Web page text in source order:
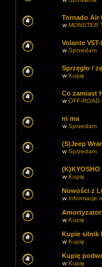
Tornado Air
wMONSTER
Volante V5T-
wSprzedam
Sprzęgło /
wKupię
Co zamiast
wOFF-ROAD
ni ma
wSprzedam
(S)Jeep
wSprzedam
wKupię
Nowości z
w Informacje
wKupię
Kupie silnik
wKupię
Kupię
wKupię